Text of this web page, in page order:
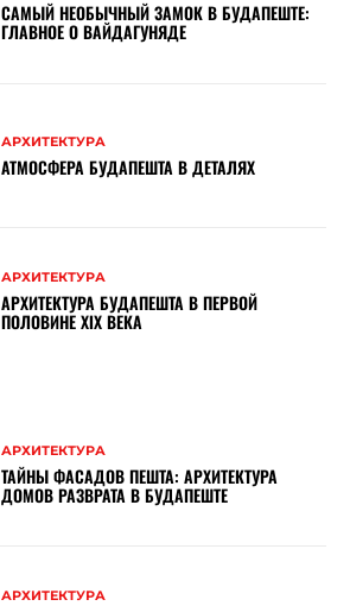
САМЫЙ НЕОБЫЧНЫЙ ЗАМОК В БУДАПЕШТЕ:
ГЛАВНОЕ О ВАЙДАГУНЯДЕ
АРХИТЕКТУРА
АТМОСФЕРА БУДАПЕШТА В ДЕТАЛЯХ
АРХИТЕКТУРА
АРХИТЕКТУРА БУДАПЕШТА В ПЕРВОЙ
ПОЛОВИНЕ ХІХ ВЕКА
АРХИТЕКТУРА
ТАЙНЫ ФАСАДОВ ПЕШТА: АРХИТЕКТУРА
ДОМОВ РАЗВРАТА В БУДАПЕШТЕ
АРХИТЕКТУРА